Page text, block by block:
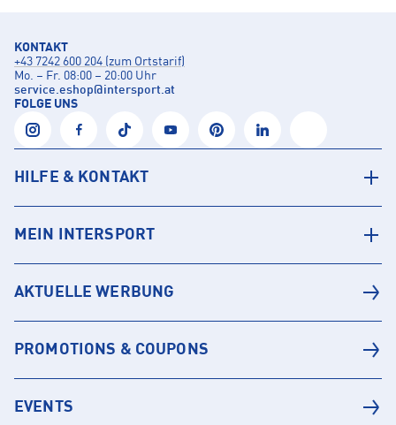
KONTAKT
+43 7242 600 204 (zum Ortstarif)
Mo. – Fr. 08:00 – 20:00 Uhr
service.eshop@intersport.at
FOLGE UNS
HILFE & KONTAKT
MEIN INTERSPORT
AKTUELLE WERBUNG
PROMOTIONS & COUPONS
EVENTS